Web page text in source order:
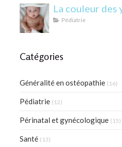
La couleur des
Pédiatrie
Catégories
Généralité en ostéopathie (16)
Pédiatrie (12)
Périnatal et gynécologique (15)
Santé (13)